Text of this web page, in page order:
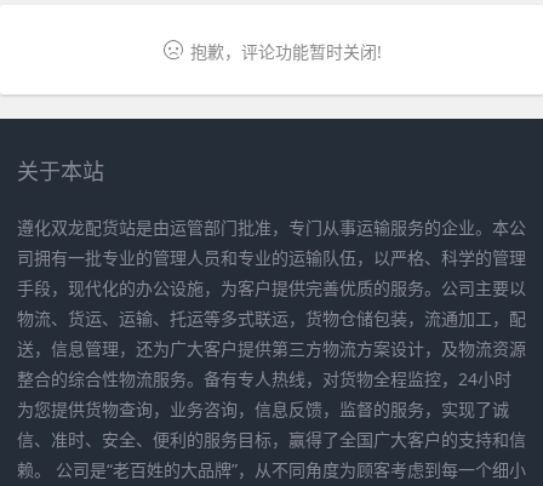
抱歉，评论功能暂时关闭!
关于本站
遵化双龙配货站是由运管部门批准，专门从事运输服务的企业。本公
司拥有一批专业的管理人员和专业的运输队伍，以严格、科学的管理
手段，现代化的办公设施，为客户提供完善优质的服务。公司主要以
物流、货运、运输、托运等多式联运，货物仓储包装，流通加工，配
送，信息管理，还为广大客户提供第三方物流方案设计，及物流资源
整合的综合性物流服务。备有专人热线，对货物全程监控，24小时
为您提供货物查询，业务咨询，信息反馈，监督的服务，实现了诚
信、准时、安全、便利的服务目标，赢得了全国广大客户的支持和信
赖。 公司是“老百姓的大品牌”，从不同角度为顾客考虑到每一个细小